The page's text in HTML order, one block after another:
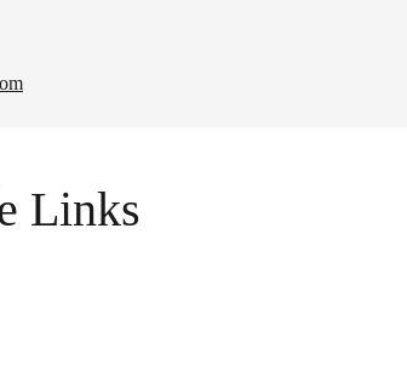
Links